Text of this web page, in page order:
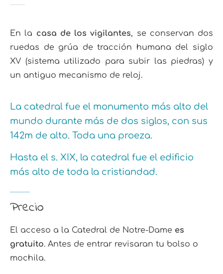
En la casa de los vigilantes, se conservan dos
ruedas de grúa de tracción humana del siglo
XV (sistema utilizado para subir las piedras) y
un antiguo mecanismo de reloj.
La catedral fue el monumento más alto del
mundo durante más de dos siglos, con sus
142m de alto. Toda una proeza.
Hasta el s. XIX, la catedral fue el edificio
más alto de toda la cristiandad.
Precio
El acceso a la Catedral de Notre-Dame es
gratuito. Antes de entrar revisaran tu bolso o
mochila.